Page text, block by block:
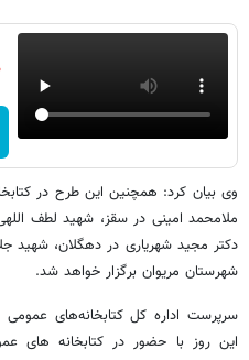
وی بیان کرد: همچنین این طرح در
ملامحمد امینی در سقز، شهید لطف
دکتر مجید شهریاری در دهگلان، شهید
شهرستان مریوان برگزار خواهد شد.
سرپرست اداره کل کتابخانه‌های عمومی
این روز با حضور در کتابخانه های